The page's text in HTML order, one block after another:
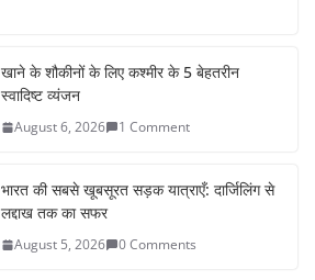
e
खाने के शौकीनों के लिए कश्मीर के 5 बेहतरीन
स्वादिष्ट व्यंजन
August 6, 2026 1 Comment
भारत की सबसे खूबसूरत सड़क यात्राएँ: दार्जिलिंग से
लद्दाख तक का सफर
August 5, 2026 0 Comments